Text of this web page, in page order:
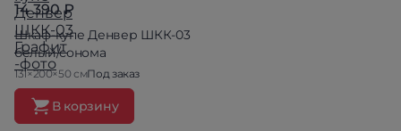
14 390 ₽
Шкаф-купе Денвер ШКК-03
белый/сонома
131×200×50 смПод заказ
В корзину